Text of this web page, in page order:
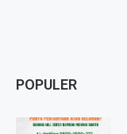
POPULER